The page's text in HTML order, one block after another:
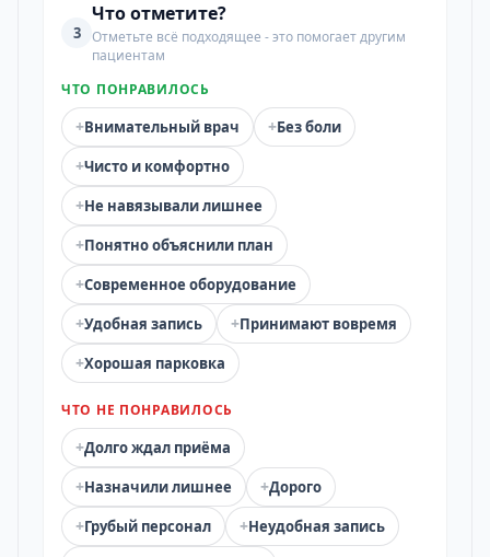
3
Что отметите?
Отметьте всё подходящее - это помогает другим
пациентам
ЧТО ПОНРАВИЛОСЬ
+Внимательный врач +Без боли
+Чисто и комфортно
+Не навязывали лишнее
+Понятно объяснили план
+Современное оборудование
+Удобная запись +Принимают вовремя
+Хорошая парковка
ЧТО НЕ ПОНРАВИЛОСЬ
+Долго ждал приёма
+Назначили лишнее +Дорого
+Грубый персонал +Неудобная запись